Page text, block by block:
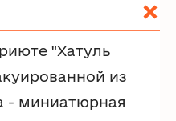
"Хатуль
из
- миниатюрная